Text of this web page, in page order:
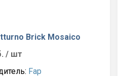
Brick Mosaico
/ шт
Fap